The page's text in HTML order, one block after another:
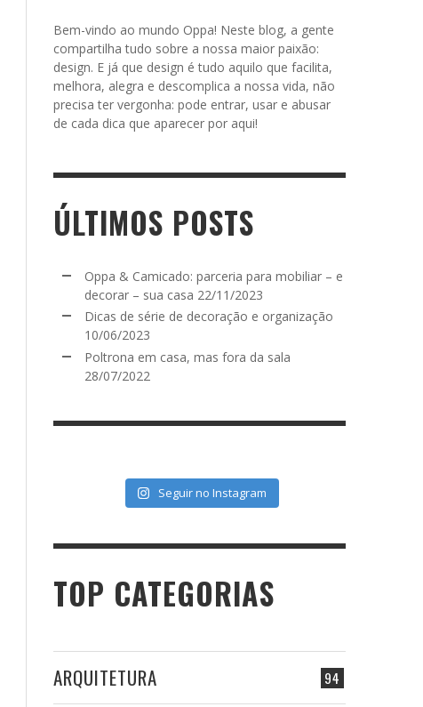
Bem-vindo ao mundo Oppa! Neste blog, a gente
compartilha tudo sobre a nossa maior paixão:
design. E já que design é tudo aquilo que facilita,
melhora, alegra e descomplica a nossa vida, não
precisa ter vergonha: pode entrar, usar e abusar
de cada dica que aparecer por aqui!
ÚLTIMOS POSTS
Oppa & Camicado: parceria para mobiliar – e
decorar – sua casa 22/11/2023
Dicas de série de decoração e organização
10/06/2023
Poltrona em casa, mas fora da sala
28/07/2022
Seguir no Instagram
TOP CATEGORIAS
94
ARQUITETURA